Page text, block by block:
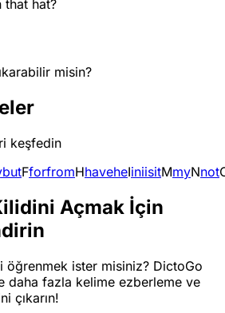
that hat?
misin?
keşfedin
butFforfromHhaveheIiniisitMmyNnot
Açmak İçin
öğrenmek ister misiniz? DictoGo
daha fazla kelime ezberleme ve
çıkarın!